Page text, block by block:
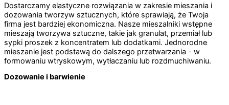
Dostarczamy elastyczne rozwiązania w zakresie mieszania i
dozowania tworzyw sztucznych, które sprawiają, że Twoja
firma jest bardziej ekonomiczna. Nasze mieszalniki wstępne
mieszają tworzywa sztuczne, takie jak granulat, przemiał lub
sypki proszek z koncentratem lub dodatkami. Jednorodne
mieszanie jest podstawą do dalszego przetwarzania - w
formowaniu wtryskowym, wytłaczaniu lub rozdmuchiwaniu.
Dozowanie i barwienie